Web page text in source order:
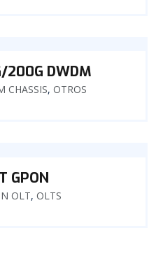
200G DWDM
CHASSIS, OTROS
GPON
OLT, OLTS